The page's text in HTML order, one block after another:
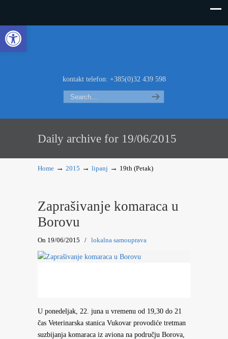
Open toolbar
kontakt telefon: +385(0)32 439 598
Daily archive for 19/06/2015
Home → 2015 → lipanj → 19th (Petak)
Zaprašivanje komaraca u
Borovu
On 19/06/2015 / lokalna samouprava
U ponedeljak, 22. juna u vremenu od 19,30 do 21
čas Veterinarska stanica Vukovar provodiće tretman
suzbijanja komaraca iz aviona na području Borova,